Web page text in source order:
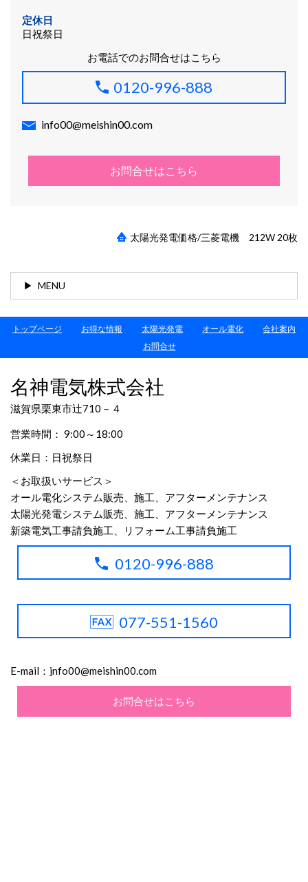
定休日
日祝祭日
お電話でのお問合せはこちら
0120-996-888
info00@meishin00.com
お問合せはこちら
太陽光発電価格/三菱電機 212W 20枚
MENU
トップページ お得な情報 太陽光発電 オール電化
会社案内
お問合せ
名神電気株式会社
滋賀県栗東市辻710－４
営業時間： 9:00～18:00
休業日：日祝祭日
＜お取扱いサービス＞
オール電化システム販売、施工、アフターメンテナンス
太陽光発電システム販売、施工、アフターメンテナンス
新築電気工事請負施工、リフォーム工事請負施工
0120-996-888
077-551-1560
E-mail： info00@meishin00.com
お問合せはこちら